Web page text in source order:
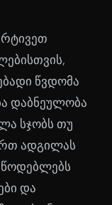
წვდომა
დაბნეულობა
სჯობს თუ
ადგილას
და